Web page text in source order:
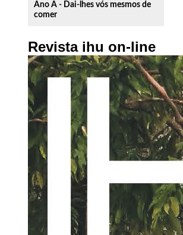
Ano A - Dai-lhes vós mesmos de
comer
Revista ihu on-line